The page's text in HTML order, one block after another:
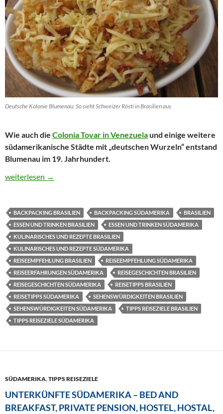
Deutsche Kolonie Blumenau: So sieht Schweizer Rösti in Brasilien aus
Wie auch die Colonia Tovar in Venezuelaund einige weitere
südamerikanische Städte mit „deutschen Wurzeln“ entstand
Blumenau im 19. Jahrhundert.
Reisetipp: Deutsche Kolonien in Südamerika – Blumenau in
weiterlesen →
BACKPACKING BRASILIEN BACKPACKING SÜDAMERIKA
BRASILIEN
ESSEN UND TRINKEN BRASILIEN
ESSEN UND TRINKEN SÜDAMERIKA
KULINARISCHES UND REZEPTE BRASILIEN
KULINARISCHES UND REZEPTE SÜDAMERIKA
REISEEMPFEHLUNG BRASILIEN
REISEEMPFEHLUNG SÜDAMERIKA
REISEERFAHRUNGEN SÜDAMERIKA
REISEGESCHICHTEN BRASILIEN
REISEGESCHICHTEN SÜDAMERIKA
REISETIPPS BRASILIEN
REISETIPPS SÜDAMERIKA
SEHENSWÜRDIGKEITEN BRASILIEN
SEHENSWÜRDIGKEITEN SÜDAMERIKA
TIPPS REISEZIELE BRASILIEN
TIPPS REISEZIELE SÜDAMERIKA
SÜDAMERIKA,TIPPS REISEZIELE
UNTERKÜNFTE SÜDAMERIKA – BED AND
BREAKFAST, PRIVATE PENSION, HOSTEL, HOSTAL,